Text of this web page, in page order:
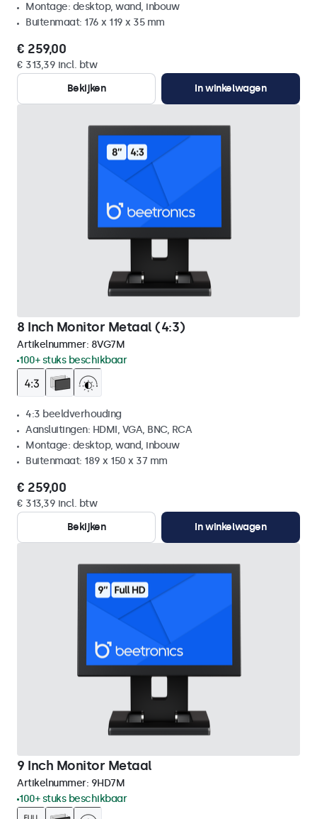
Montage: desktop, wand, inbouw
Buitenmaat: 176 x 119 x 35 mm
€ 259,00
€ 313,39 incl. btw
Bekijken
In winkelwagen
8 Inch Monitor Metaal (4:3)
Artikelnummer: 8VG7M
100+ stuks beschikbaar
4:3 beeldverhouding
Aansluitingen: HDMI, VGA, BNC, RCA
Montage: desktop, wand, inbouw
Buitenmaat: 189 x 150 x 37 mm
€ 259,00
€ 313,39 incl. btw
Bekijken
In winkelwagen
9 Inch Monitor Metaal
Artikelnummer: 9HD7M
100+ stuks beschikbaar